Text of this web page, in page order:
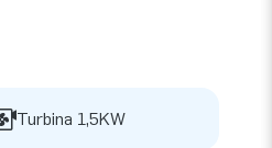
Turbina 1,5KW